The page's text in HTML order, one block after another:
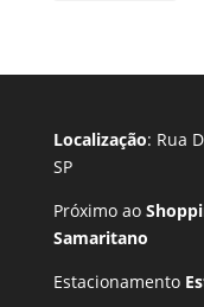
Localização: Rua
SP
Próximo ao
Samaritano
Estacionamento